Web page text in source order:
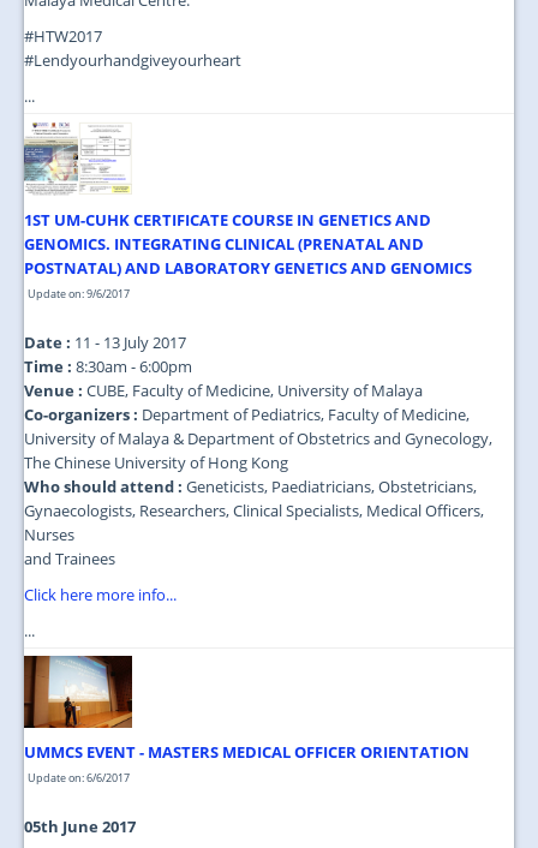
#HTW2017
#Lendyourhandgiveyourheart
...
1ST UM-CUHK CERTIFICATE COURSE IN GENETICS AND
GENOMICS. INTEGRATING CLINICAL (PRENATAL AND
POSTNATAL) AND LABORATORY GENETICS AND GENOMICS
Update on: 9/6/2017
Date : 11 - 13 July 2017
Time : 8:30am - 6:00pm
Venue : CUBE, Faculty of Medicine, University of Malaya
Co-organizers : Department of Pediatrics, Faculty of Medicine,
University of Malaya & Department of Obstetrics and Gynecology,
The Chinese University of Hong Kong
Who should attend : Geneticists, Paediatricians, Obstetricians,
Gynaecologists, Researchers, Clinical Specialists, Medical Officers,
Nurses
and Trainees
Click here more info...
...
UMMCS EVENT - MASTERS MEDICAL OFFICER ORIENTATION
Update on: 6/6/2017
05th June 2017